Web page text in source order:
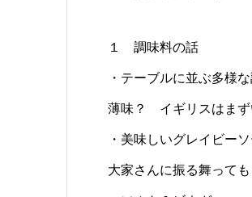
１ 調味料の話
・テーブルに並ぶ多様
薄味？ イギリスはまず
・美味しいグレイビー
大家さんに振る舞って